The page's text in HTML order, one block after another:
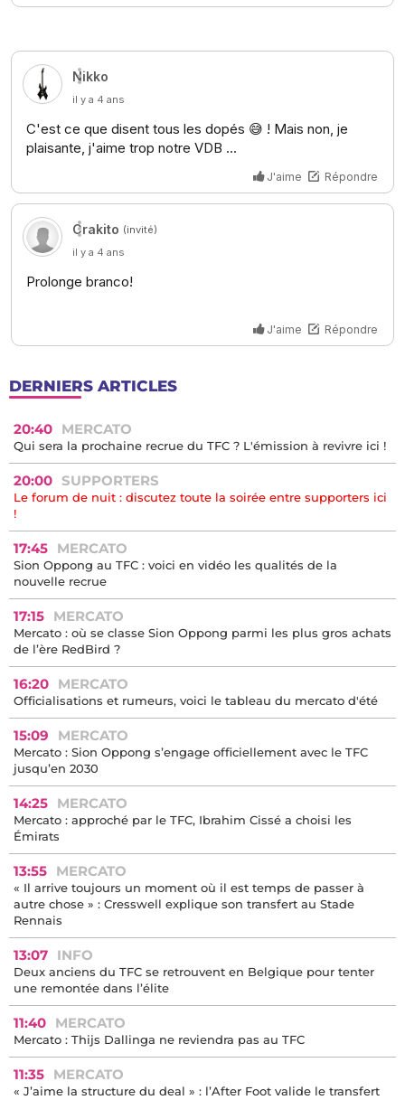
DERNIERS ARTICLES
20:40 MERCATO
Qui sera la prochaine recrue du TFC ? L'émission à revivre ici !
20:00
Le forum de nuit : discutez toute la soirée entre supporters ici
!
17:45 MERCATO
Sion Oppong au TFC : voici en vidéo les qualités de la
nouvelle recrue
17:15 MERCATO
Mercato : où se classe Sion Oppong parmi les plus gros achats
de l’ère RedBird ?
16:20 MERCATO
Officialisations et rumeurs, voici le tableau du mercato d'été
15:09 MERCATO
Mercato : Sion Oppong s’engage officiellement avec le TFC
jusqu’en 2030
14:25 MERCATO
Mercato : approché par le TFC, Ibrahim Cissé a choisi les
Émirats
13:55 MERCATO
« Il arrive toujours un moment où il est temps de passer à
autre chose » : Cresswell explique son transfert au Stade
Rennais
13:07 INFO
Deux anciens du TFC se retrouvent en Belgique pour tenter
une remontée dans l’élite
11:40 MERCATO
Mercato : Thijs Dallinga ne reviendra pas au TFC